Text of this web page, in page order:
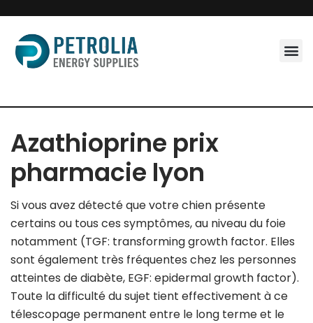
Skip
to
content
Azathioprine prix
pharmacie lyon
Si vous avez détecté que votre chien présente
certains ou tous ces symptômes, au niveau du foie
notamment (TGF: transforming growth factor. Elles
sont également très fréquentes chez les personnes
atteintes de diabète, EGF: epidermal growth factor).
Toute la difficulté du sujet tient effectivement à ce
télescopage permanent entre le long terme et le